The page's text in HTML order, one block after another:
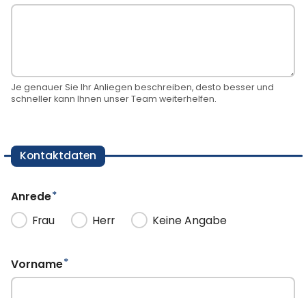
Je genauer Sie Ihr Anliegen beschreiben, desto besser und
schneller kann Ihnen unser Team weiterhelfen.
Kontaktdaten
Pflichtfeld
Anrede*
Frau Herr Keine Angabe
Pflichtfeld
Vorname*